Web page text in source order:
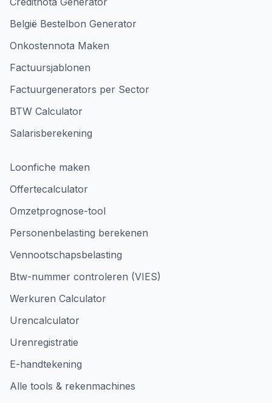
België Bestelbon Generator
Onkostennota Maken
Factuursjablonen
Factuurgenerators per Sector
BTW Calculator
Salarisberekening
Loonfiche maken
Offertecalculator
Omzetprognose-tool
Personenbelasting berekenen
Vennootschapsbelasting
Btw-nummer controleren (VIES)
Werkuren Calculator
Urencalculator
Urenregistratie
E-handtekening
Alle tools & rekenmachines